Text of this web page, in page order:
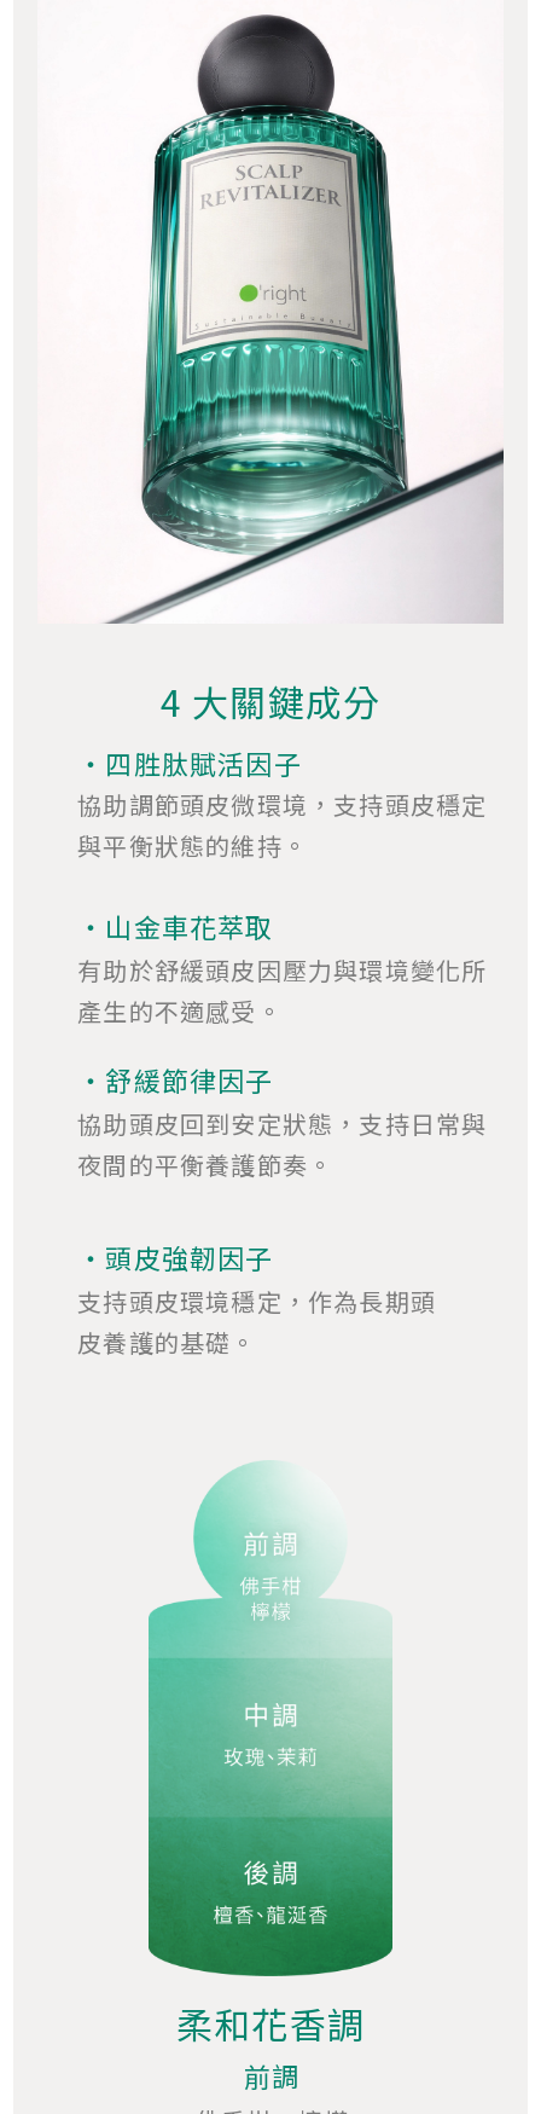
4 大關鍵成分
・四胜肽賦活因子
協助調節頭皮微環境，支持頭皮穩定
與平衡狀態的維持。
・山金車花萃取
有助於舒緩頭皮因壓力與環境變化所
產生的不適感受。
・舒緩節律因子
協助頭皮回到安定狀態，支持日常與
夜間的平衡養護節奏。
・頭皮強韌因子
支持頭皮環境穩定，作為長期頭
皮養護的基礎。
柔和花香調
前調